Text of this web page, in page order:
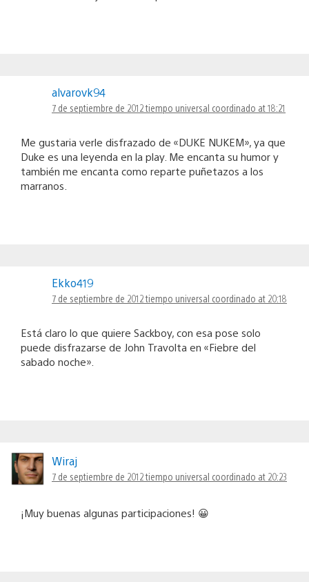
alvarovk94
7 de septiembre de 2012 tiempo universal coordinado at 18:21
Me gustaria verle disfrazado de «DUKE NUKEM», ya que
Duke es una leyenda en la play. Me encanta su humor y
también me encanta como reparte puñetazos a los
marranos.
Ekko419
7 de septiembre de 2012 tiempo universal coordinado at 20:18
Está claro lo que quiere Sackboy, con esa pose solo
puede disfrazarse de John Travolta en «Fiebre del
sabado noche».
Wiraj
7 de septiembre de 2012 tiempo universal coordinado at 20:23
¡Muy buenas algunas participaciones! 😀